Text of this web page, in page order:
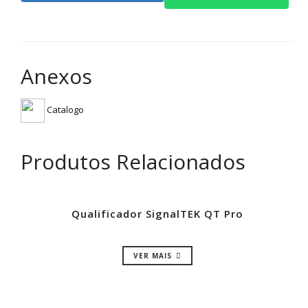
Anexos
Catalogo
Produtos Relacionados
Qualificador SignalTEK QT Pro
VER MAIS